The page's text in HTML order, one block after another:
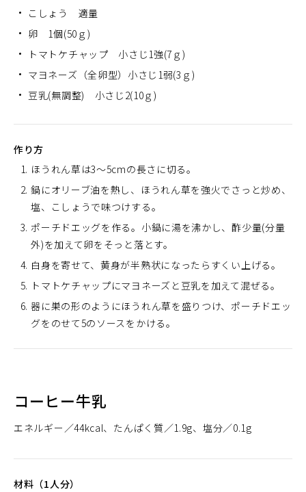
こしょう 適量
卵 1個(50ｇ)
トマトケチャップ 小さじ1強(7ｇ)
マヨネーズ（全卵型）小さじ1弱(3ｇ)
豆乳(無調整) 小さじ2(10ｇ)
作り方
ほうれん草は3～5cmの長さに切る。
鍋にオリーブ油を熱し、ほうれん草を強火でさっと炒め、
塩、こしょうで味つけする。
ポーチドエッグを作る。小鍋に湯を沸かし、酢少量(分量
外)を加えて卵をそっと落とす。
白身を寄せて、黄身が半熟状になったらすくい上げる。
トマトケチャップにマヨネーズと豆乳を加えて混ぜる。
器に巣の形のようにほうれん草を盛りつけ、ポーチドエッ
グをのせて5のソースをかける。
コーヒー牛乳
エネルギー 44kcal たんぱく質 1.9g 塩分 0.1g
材料（1人分）